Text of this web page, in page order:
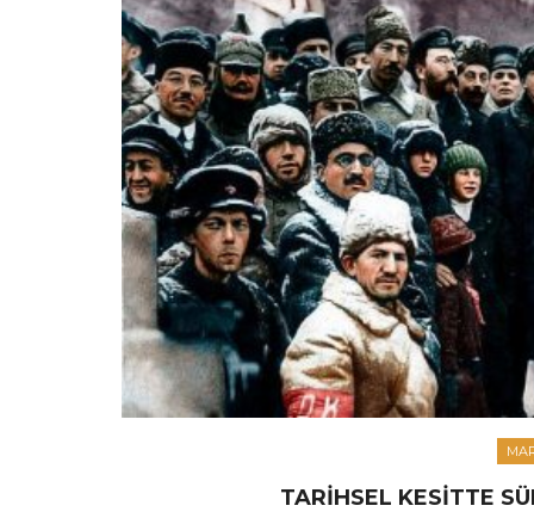
TARIHSEL KESITTE